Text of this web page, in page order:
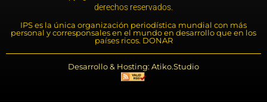
derechos reservados.
IPS es la única organización periodística mundial con más
personal y corresponsales en el mundo en desarrollo que en los
países ricos. DONAR
Desarrollo & Hosting: Atiko.Studio